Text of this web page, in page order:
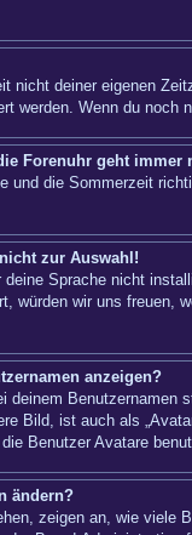
nicht deiner eigenen
werden. Wenn du
Forenuhr geht immer
und die Sommerzeit
zur Auswahl!
Sprache nicht
würden wir uns freuen,
anzeigen?
deinem
Bild, ist auch als
Benutzer Avatare
ändern?
zeigen an, wie